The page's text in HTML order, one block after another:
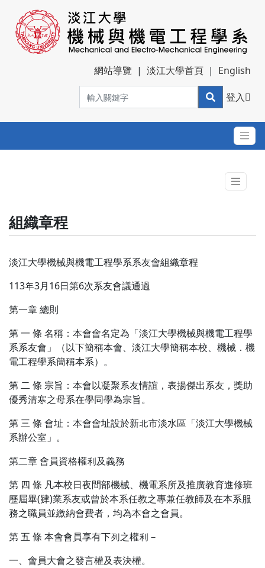
網站導覽 | 淡江大學首頁 | English
登入
組織章程
淡江大學機械與機電工程學系系友會組織章程
113年3月16日第6次系友會議通過
第一章 總則
第 一 條 名稱：本會會名定為「淡江大學機械與機電工程學
系系友會」（以下簡稱本會、淡江大學簡稱本校、機械．機
電工程學系簡稱本系）。
第 二 條 宗旨：本會以凝聚系友情誼，表揚傑出系友，獎助
優秀清寒之母系在學同學為宗旨。
第 三 條 會址：本會會址設於新北市淡水區「淡江大學機械
系辦公室」。
第二章 會員資格權利及義務
第 四 條 凡本校日夜間部機械、機電系所及推廣教育進修班
歷屆畢(肄)業系友或曾於本系任教之專兼任教師及在本系服
務之職員並繳納會費者，均為本會之會員。
第 五 條 本會會員享有下列之權利－
一、會員大會之發言權及表決權。